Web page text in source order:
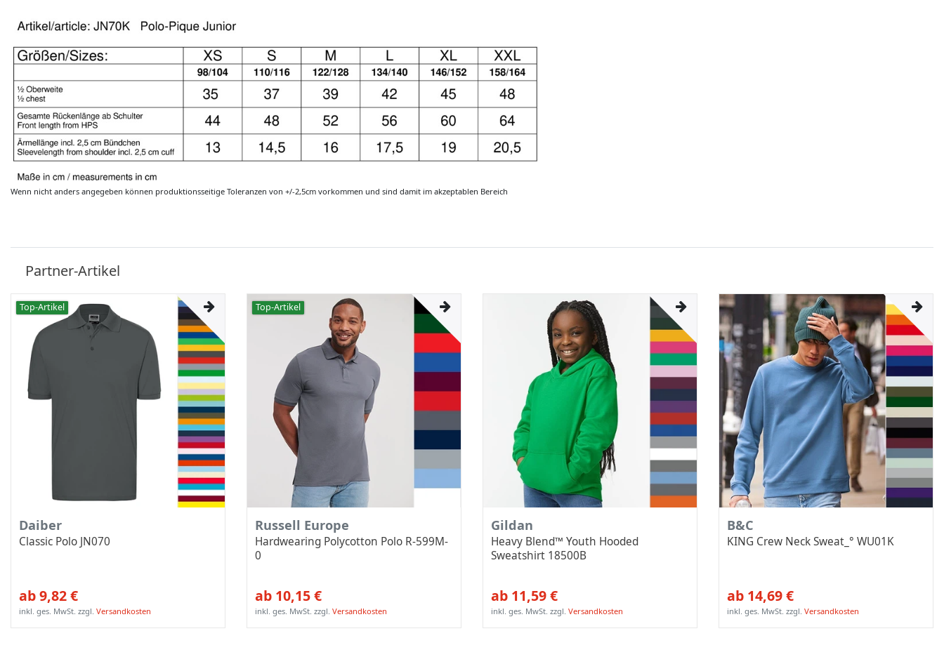
Wenn nicht anders angegeben können produktionsseitige Toleranzen von +/-2,5cm vorkommen und sind damit im akzeptablen Bereich
Partner-Artikel
Top-Artikel
Daiber
Classic Polo JN070
ab 9,82 €
inkl. ges. MwSt. zzgl.Versandkosten
Top-Artikel
Russell Europe
Hardwearing Polycotton Polo R-599M-
0
ab 10,15 €
inkl. ges. MwSt. zzgl.Versandkosten
Gildan
Heavy Blend™ Youth Hooded
Sweatshirt 18500B
ab 11,59 €
inkl. ges. MwSt. zzgl.Versandkosten
B&C
KING Crew Neck Sweat_° WU01K
ab 14,69 €
inkl. ges. MwSt. zzgl.Versandkosten